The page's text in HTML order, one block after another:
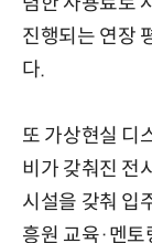
진행되는 연장
다.
또 가상현실 디
비가 갖춰진 전
시설을 갖춰 입
흥원 교육·멘토